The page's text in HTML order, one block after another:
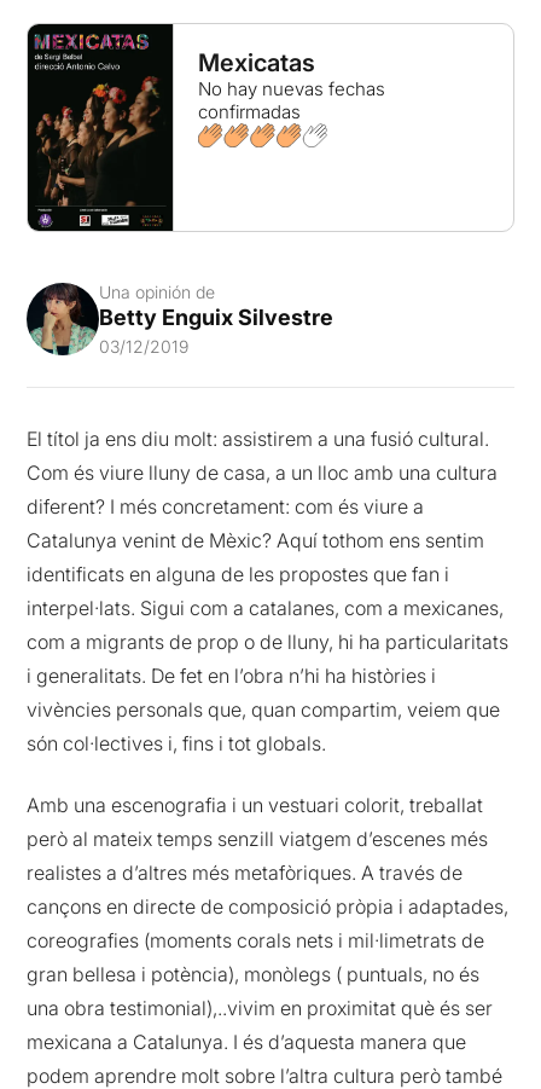
Mexicatas
No hay nuevas fechas
confirmadas
Una opinión de
Betty Enguix Silvestre
03/12/2019
El títol ja ens diu molt: assistirem a una fusió cultural.
Com és viure lluny de casa, a un lloc amb una cultura
diferent? I més concretament: com és viure a
Catalunya venint de Mèxic? Aquí tothom ens sentim
identificats en alguna de les propostes que fan i
interpel·lats. Sigui com a catalanes, com a mexicanes,
com a migrants de prop o de lluny, hi ha particularitats
i generalitats. De fet en l’obra n’hi ha històries i
vivències personals que, quan compartim, veiem que
són col·lectives i, fins i tot globals.
Amb una escenografia i un vestuari colorit, treballat
però al mateix temps senzill viatgem d’escenes més
realistes a d’altres més metafòriques. A través de
cançons en directe de composició pròpia i adaptades,
coreografies (moments corals nets i mil·limetrats de
gran bellesa i potència), monòlegs ( puntuals, no és
una obra testimonial),..vivim en proximitat què és ser
mexicana a Catalunya. I és d’aquesta manera que
podem aprendre molt sobre l’altra cultura però també